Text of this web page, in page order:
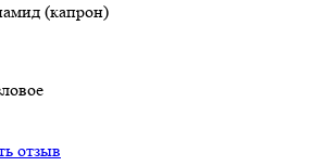
(капрон)
отзыв